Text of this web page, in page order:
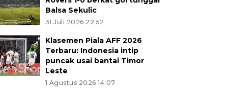
Balsa Sekulic
31 Juli 2026 22:52
Klasemen Piala AFF 2026
Terbaru: Indonesia intip
puncak usai bantai Timor
Leste
1 Agustus 2026 14:07